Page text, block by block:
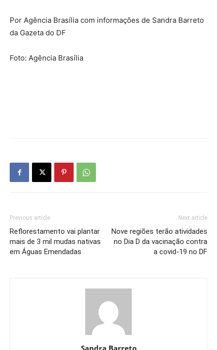
Por Agência Brasília com informações de Sandra Barreto
da Gazeta do DF
Foto: Agência Brasília
Previous article
Reflorestamento vai plantar
mais de 3 mil mudas nativas
em Águas Emendadas
Next article
Nove regiões terão atividades
no Dia D da vacinação contra
a covid-19 no DF
Sandra Barreto